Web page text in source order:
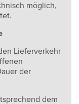
möglich,
Lieferverkehr
der
dem